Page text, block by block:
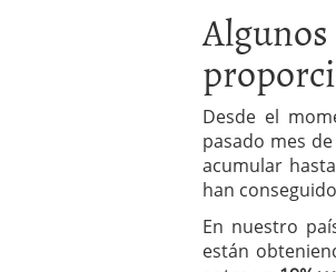
Desde el
pasado mes
acumular
han
En nuestro
están